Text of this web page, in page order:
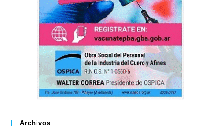
Archivos